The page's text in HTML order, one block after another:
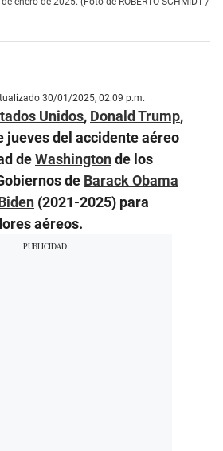
30/01/2025, 02:09 p.m.
Unidos, Donald Trump,
jueves del accidente aéreo
deWashingtonde los
de Barack Obama
(2021-2025) para
aéreos.